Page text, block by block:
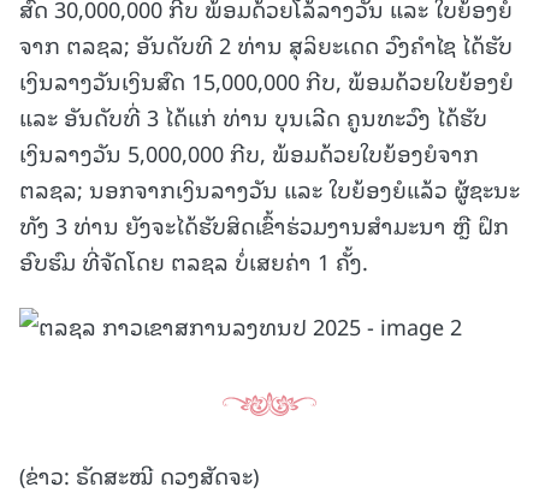
ສົດ 30,000,000 ກີບ ພ້ອມດ້ວຍໂລ້ລາງວັນ ແລະ ໃບຍ້ອງຍໍ
ຈາກ ຕລຊລ; ອັນດັບທີ 2 ທ່ານ ສຸລິຍະເດດ ວົງຄໍາໄຊ ໄດ້ຮັບ
ເງິນລາງວັນເງິນສົດ 15,000,000 ກີບ, ພ້ອມດ້ວຍໃບຍ້ອງຍໍ
ແລະ ອັນດັບທີ່ 3 ໄດ້ແກ່ ທ່ານ ບຸນເລີດ ຄູນທະວົງ ໄດ້ຮັບ
ເງິນລາງວັນ 5,000,000 ກີບ, ພ້ອມດ້ວຍໃບຍ້ອງຍໍຈາກ
ຕລຊລ; ນອກຈາກເງິນລາງວັນ ແລະ ໃບຍ້ອງຍໍແລ້ວ ຜູ້ຊະນະ
ທັງ 3 ທ່ານ ຍັງຈະໄດ້ຮັບສິດເຂົ້າຮ່ວມງານສໍາມະນາ ຫຼື ຝຶກ
ອົບຮົມ ທີ່ຈັດໂດຍ ຕລຊລ ບໍ່ເສຍຄ່າ 1 ຄັ້ງ.
(ຂ່າວ: ຣັດສະໝີ ດວງສັດຈະ)